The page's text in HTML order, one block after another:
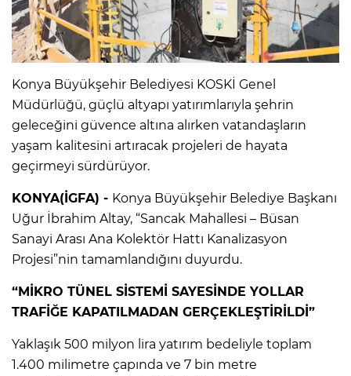
Konya Büyükşehir Belediyesi KOSKİ Genel
Müdürlüğü, güçlü altyapı yatırımlarıyla şehrin
geleceğini güvence altına alırken vatandaşların
yaşam kalitesini artıracak projeleri de hayata
geçirmeyi sürdürüyor.
KONYA(İGFA) - Konya Büyükşehir Belediye Başkanı
Uğur İbrahim Altay, “Sancak Mahallesi – Büsan
Sanayi Arası Ana Kolektör Hattı Kanalizasyon
Projesi”nin tamamlandığını duyurdu.
“MİKRO TÜNEL SİSTEMİ SAYESİNDE YOLLAR
TRAFİĞE KAPATILMADAN GERÇEKLEŞTİRİLDİ”
Yaklaşık 500 milyon lira yatırım bedeliyle toplam
1.400 milimetre çapında ve 7 bin metre